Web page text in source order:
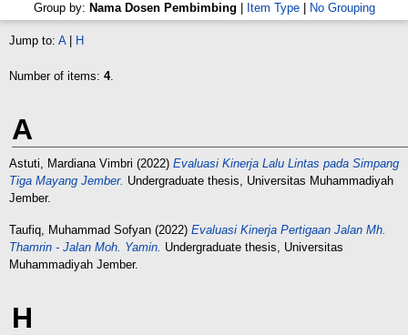
Group by: Nama Dosen Pembimbing Item Type| No Grouping
Jump to: A| H
Number of items: 4.
A
Astuti, Mardiana Vimbri (2022) Evaluasi Kinerja Lalu Lintas pada Simpang
Tiga Mayang Jember. Undergraduate thesis, Universitas Muhammadiyah
Jember.
Taufiq, Muhammad Sofyan (2022) Evaluasi Kinerja Pertigaan Jalan Mh.
Thamrin - Jalan Moh. Yamin. Undergraduate thesis, Universitas
Muhammadiyah Jember.
H